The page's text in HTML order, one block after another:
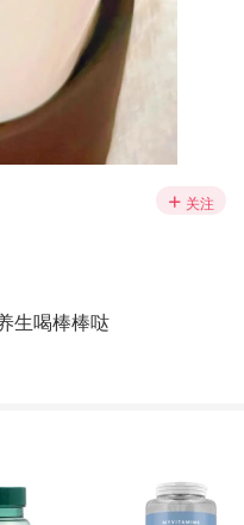
关注
生喝棒棒哒